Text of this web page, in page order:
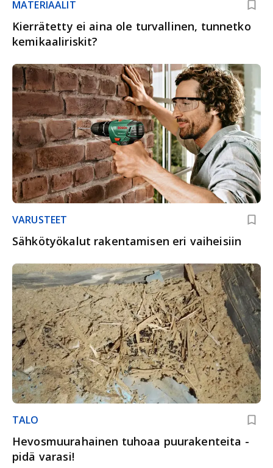
MATERIAALIT
Kierrätetty ei aina ole turvallinen, tunnetko
kemikaaliriskit?
VARUSTEET
Sähkötyökalut rakentamisen eri vaiheisiin
TALO
Hevosmuurahainen tuhoaa puurakenteita -
pidä varasi!